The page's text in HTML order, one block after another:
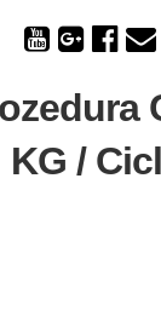
KG /